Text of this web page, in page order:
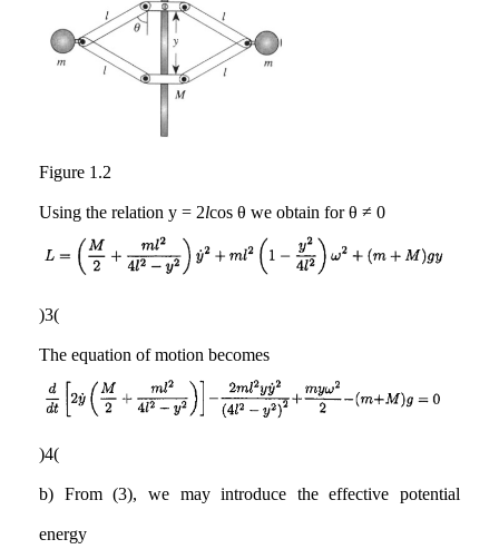
Figure 1.2
Using the relation y = 2lcos θ we obtain for θ ≠ 0
(3)
The equation of motion becomes
(4)
b) From (3), we may introduce the effective potential
energy